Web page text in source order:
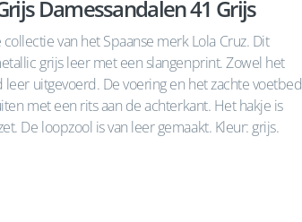
Damessandalen 41 Grijs
van het Spaanse merk Lola Cruz. Dit
grijs leer met een slangenprint. Zowel het
uitgevoerd. De voering en het zachte voetbed
met een rits aan de achterkant. Het hakje is
De loopzool is van leer gemaakt. Kleur: grijs.